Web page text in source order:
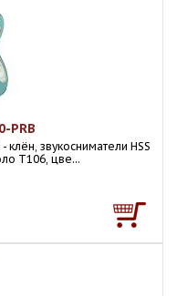
PRB
клён, звукосниматели HSS
T106, цве...